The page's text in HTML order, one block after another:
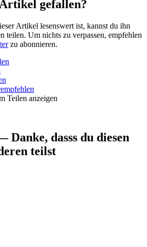
gefallen?
Artikel lesenswert ist, kannst du ihn
teilen. Um nichts zu verpassen, empfehlen
zu abonnieren.
Teilen anzeigen
Danke, dasss du diesen
teilst